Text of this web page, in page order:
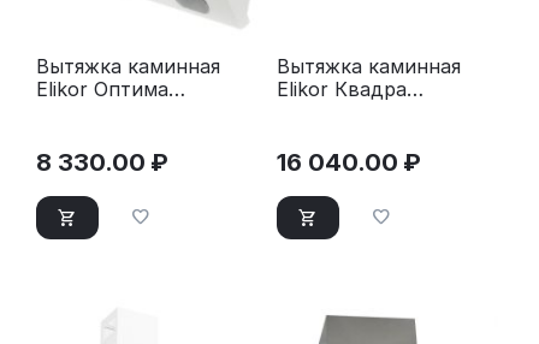
Вытяжка каминная
Elikor Оптима
8 330.00 ₽
Вытяжка каминная
Elikor Квадра
16 040.00 ₽